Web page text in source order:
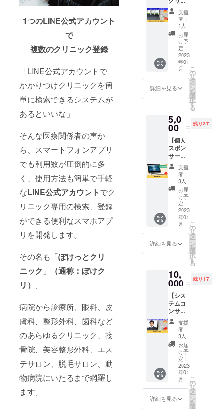
1つのLINE公式アカウント
で
複数のクリニック登録
「LINE公式アカウントで、
かかりつけクリニックを簡
単に検索できるシステムが
あるといいな」
そんな医療関係者の声か
ら、スマートフォンアプリ
でも利用数が圧倒的に多
く、使用方法も簡単で手軽
なLINE公式アカウントでク
リニック専用の検索、登録
ができる便利なスマホアプ
リを開発します。
その名も「ぽけっとクリ
ニック 」
（通称：ぽけク
リ） 。
病院から診療所、眼科、皮
膚科、整形外科、歯科など
のあらゆるクリニック、接
骨院、美容整形外科、エス
テサロン、脱毛サロン、動
物病院にいたるまで網羅し
ます。
ていく所存
です。
しま
す。 ■
詳細 ・
日程：
2022/12
/12(月)
16(金)
19(月)
・
約60分
・zoom
にて開
催（視
聴環
境：PC
／スマ
ホ） ※
詳細は
メール
にてお
知らせ
いたし
ます。
※ご希望
日は支
援画面
い。
ニッ
ク》活
用セミ
ナー】
スマホ
アプリ
《ぽ
けっと
クリ
ニッ
ク》の
活用ノ
ウハウ
事例に
ついて
オンラ
インセ
ミナー
にてご
紹介し
ます。
■詳細
・日
程：
1/16、
1/23 ・
時間：
16時～
・講演
時間：
・zoom
催（視
聴環
境：PC
／スマ
ホ） ※
詳細は
メール
にてお
知らせ
いたし
ます。
※ご希望
日は支
援画面
からお
選びく
ださ
支援
者：
1人
お届
け予
定：
2023
年01
月
詳細を見る
こ
の
リ
タ
ー
ン
を
選
択
す
る
5,0
00 円
残り27
【個人
スポン
サー】
スマホ
アプリ
《ぽ
けっと
クリ
ニッ
ク》の
個人ス
ポン
サーに
なれる
権利で
す。 HP
たのお
名前を
個人ス
ポン
サーと
して掲
載いた
しま
す。 ※
ニック
ネーム
での掲
載も可
能で
す。 ※
掲載す
るお名
支援
者：
3人
お届
け予
定：
2023
年01
月
詳細を見る
こ
の
リ
タ
ー
ン
を
選
択
す
る
10,
000 円
残り17
【シス
テムコ
ンサ
ル】 プ
ロダク
トシン
ク株式
会社代
表の加
藤昌に
よる、
システ
ムコン
サルを
受けて
支援
者：
3人
お届
け予
定：
2023
年01
月
詳細を見る
こ
の
リ
タ
ー
ン
を
選